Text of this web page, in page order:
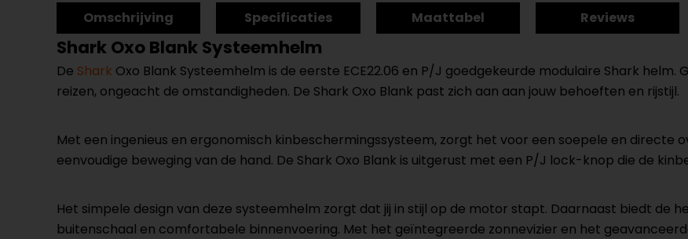
Omschrijving Specificaties Maattabel Reviews
Shark Oxo Blank Systeemhelm
De Shark Oxo Blank Systeemhelm is de eerste ECE22.06 en P/J goedgekeurde modulaire Shark
reizen, ongeacht de omstandigheden. De Shark Oxo Blank past zich aan aan jouw behoeften en rijstijl.
Met een ingenieus en ergonomisch kinbeschermingssysteem, zorgt het voor een soepele en directe
eenvoudige beweging van de hand. De Shark Oxo Blank is uitgerust met een P/J lock-knop die de
Het simpele design van deze systeemhelm zorgt dat jij in stijl op de motor stapt. Daarnaast biedt de
buitenschaal en comfortabele binnenvoering. Met het geïntegreerde zonnevizier en het